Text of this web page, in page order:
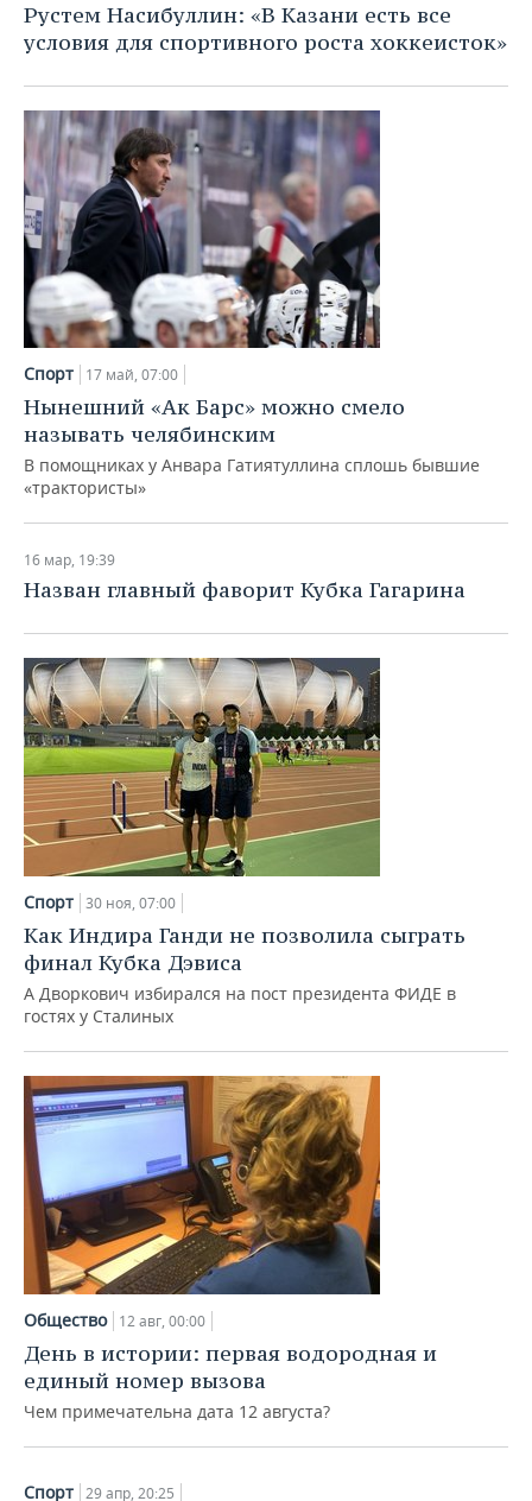
Рустем Насибуллин: «В Казани есть все
условия для спортивного роста хоккеисток»
Спорт 17 май, 07:00
Нынешний «Ак Барс» можно смело
называть челябинским
В помощниках у Анвара Гатиятуллина сплошь бывшие
«трактористы»
16 мар, 19:39
Назван главный фаворит Кубка Гагарина
Спорт 30 ноя, 07:00
Как Индира Ганди не позволила сыграть
финал Кубка Дэвиса
А Дворкович избирался на пост президента ФИДЕ в
гостях у Сталиных
Общество 12 авг, 00:00
День в истории: первая водородная и
единый номер вызова
Чем примечательна дата 12 августа?
Спорт 29 апр, 20:25